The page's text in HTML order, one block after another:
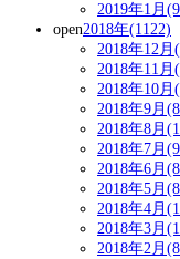
2019年1月
open2018年(1122)
2018年12月
2018年11月
2018年10月
2018年9月
2018年8月
2018年7月
2018年6月
2018年5月
2018年4月
2018年3月
2018年2月